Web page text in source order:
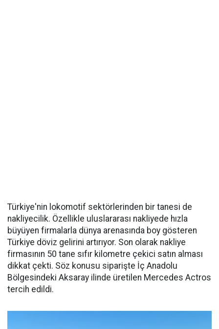
Türkiye'nin lokomotif sektörlerinden bir tanesi de
nakliyecilik. Özellikle uluslararası nakliyede hızla
büyüyen firmalarla dünya arenasında boy gösteren
Türkiye döviz gelirini artırıyor. Son olarak nakliye
firmasının 50 tane sıfır kilometre çekici satın alması
dikkat çekti. Söz konusu siparişte İç Anadolu
Bölgesindeki Aksaray ilinde üretilen Mercedes Actros
tercih edildi.